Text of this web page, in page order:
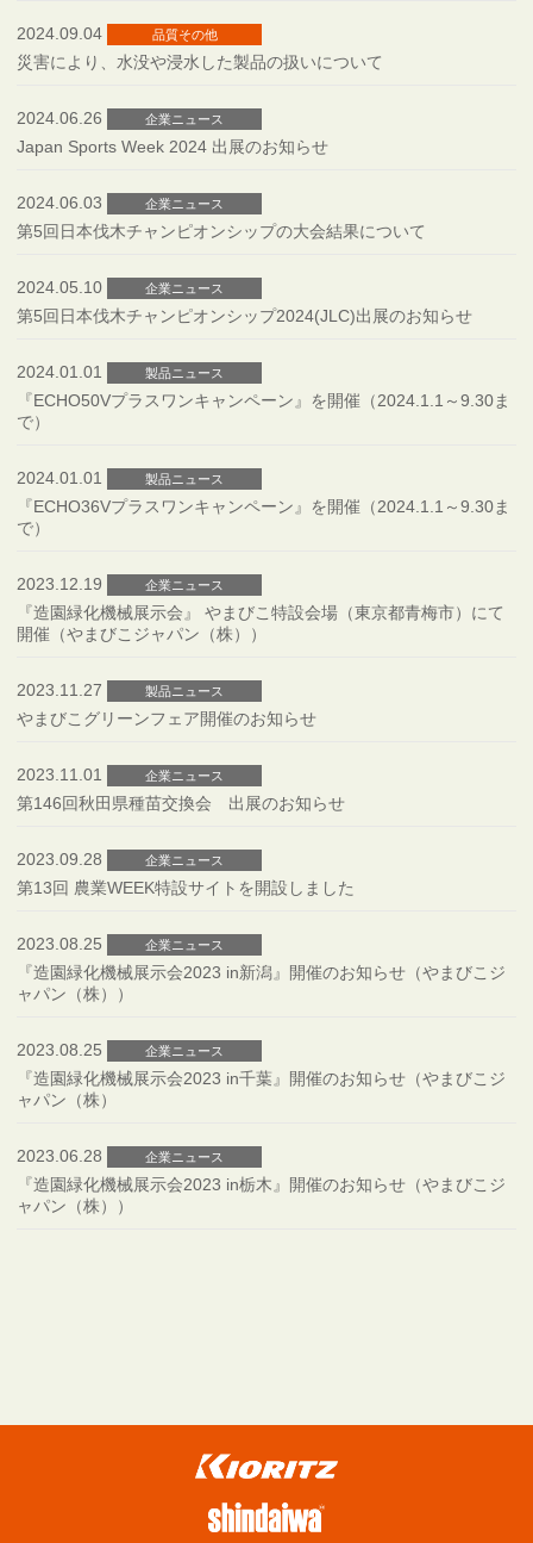
2024.09.04 品質その他
災害により、水没や浸水した製品の扱いについて
2024.06.26 企業ニュース
Japan Sports Week 2024 出展のお知らせ
2024.06.03 企業ニュース
第5回日本伐木チャンピオンシップの大会結果について
2024.05.10 企業ニュース
第5回日本伐木チャンピオンシップ2024(JLC)出展のお知らせ
2024.01.01 製品ニュース
『ECHO50Vプラスワンキャンペーン』を開催（2024.1.1～9.30ま
で）
2024.01.01 製品ニュース
『ECHO36Vプラスワンキャンペーン』を開催（2024.1.1～9.30ま
で）
2023.12.19 企業ニュース
『造園緑化機械展示会』 やまびこ特設会場（東京都青梅市）にて
開催（やまびこジャパン（株））
2023.11.27 製品ニュース
やまびこグリーンフェア開催のお知らせ
2023.11.01 企業ニュース
第146回秋田県種苗交換会 出展のお知らせ
2023.09.28 企業ニュース
第13回 農業WEEK特設サイトを開設しました
2023.08.25 企業ニュース
『造園緑化機械展示会2023 in新潟』開催のお知らせ（やまびこジ
ャパン（株））
2023.08.25 企業ニュース
『造園緑化機械展示会2023 in千葉』開催のお知らせ（やまびこジ
ャパン（株）
2023.06.28 企業ニュース
『造園緑化機械展示会2023 in栃木』開催のお知らせ（やまびこジ
ャパン（株））